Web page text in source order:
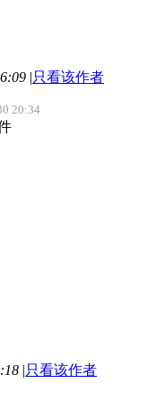
|只看该作者
20:34
|只看该作者